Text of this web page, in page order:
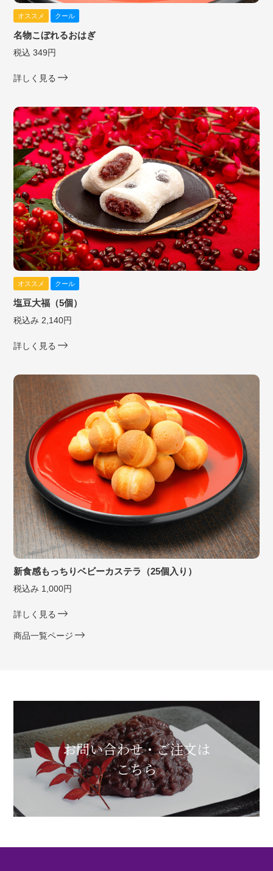
オススメ クール
名物こぼれるおはぎ
税込 349円
詳しく見る
オススメ クール
塩豆大福（5個）
税込み 2,140円
詳しく見る
新食感もっちりベビーカステラ（25個入り）
税込み 1,000円
詳しく見る
商品一覧ページ
お問い合わせ・ご注文は
こちら